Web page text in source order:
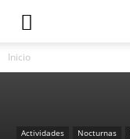
Inicio
Actividades Nocturnas